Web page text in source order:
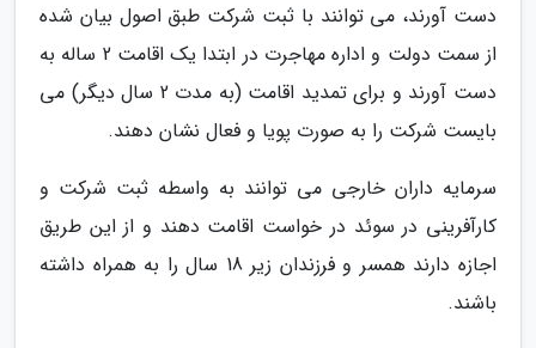
دست آورند، می توانند با ثبت شرکت طبق اصول بیان شده
از سمت دولت و اداره مهاجرت در ابتدا یک اقامت 2 ساله به
دست آورند و برای تمدید اقامت (به مدت 2 سال دیگر) می
بایست شرکت را به صورت پویا و فعال نشان دهند.
سرمایه داران خارجی می توانند به واسطه ثبت شرکت و
کارآفرینی در سوئد در خواست اقامت دهند و از این طریق
اجازه دارند همسر و فرزندان زیر 18 سال را به همراه داشته
باشند.